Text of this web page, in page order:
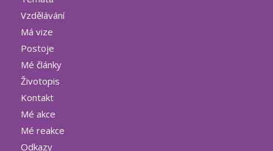
Vzdělávání
Má vize
Postoje
Mé články
Životopis
Kontakt
Mé akce
Mé reakce
Odkazy